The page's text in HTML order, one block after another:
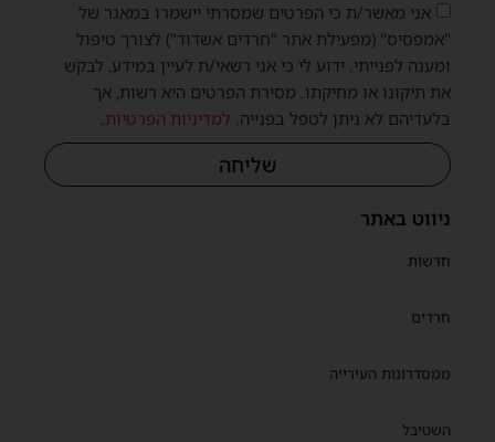
ניווט באתר
חדשות
חרדים
ממסדרונות העירייה
השטיבל
אני מאשר/ת כי הפרטים שמסרתי יישמרו במאגר של
"אמפסיס" (מפעילת אתר "חרדים אשדוד") לצורך טיפול
ומענה לפנייתי. ידוע לי כי אני רשאי/ת לעיין במידע, לבקש
את תיקונו או מחיקתו. מסירת הפרטים היא רשות, אך
בלעדיהם לא ניתן לטפל בפנייה. למדיניות הפרטיות.
שליחה